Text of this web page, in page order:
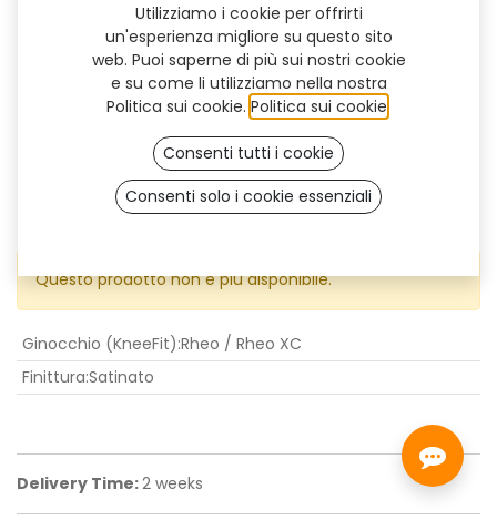
KneeFit Rheo-XC
Questo prodotto non è più disponibile.
Ginocchio (KneeFit):Rheo / Rheo XC
Finittura:Satinato
Delivery Time:2 weeks
Utilizziamo i cookie per offrirti
un'esperienza migliore su questo sito
web. Puoi saperne di più sui nostri cookie
e su come li utilizziamo nella nostra
Politica sui cookie. Politica sui cookie
Consenti tutti i cookie
Consenti solo i cookie essenziali